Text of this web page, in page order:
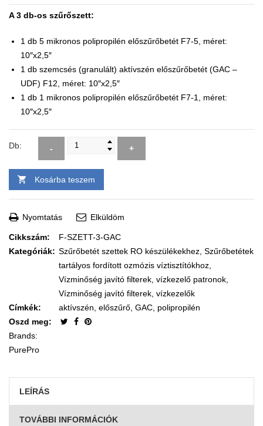
A 3 db-os szűrőszett:
1 db 5 mikronos polipropilén előszűrőbetét F7-5, méret:
10″x2,5″
1 db szemcsés (granulált) aktívszén előszűrőbetét (GAC –
UDF) F12, méret: 10″x2,5″
1 db 1 mikronos polipropilén előszűrőbetét F7-1, méret:
10″x2,5″
-
Db: +
Kosárba teszem
Nyomtatás Elküldöm
Cikkszám:
F-SZETT-3-GAC
Kategóriák: Szűrőbetét szettek RO készülékekhez, Szűrőbetétek
tartályos fordított ozmózis víztisztítókhoz,
Vízminőség javító filterek, vízkezelő patronok,
Vízminőség javító filterek, vízkezelők
Címkék:
aktívszén, előszűrő, GAC, polipropilén
Oszd meg:
Brands:
PurePro
LEÍRÁS
TOVÁBBI INFORMÁCIÓK